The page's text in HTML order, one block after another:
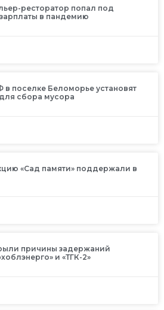
ресторатор попал под
зарплаты в пандемию
поселке Беломорье установят
сбора мусора
«Сад памяти» поддержали в
причины задержаний
и «ТГК-2»